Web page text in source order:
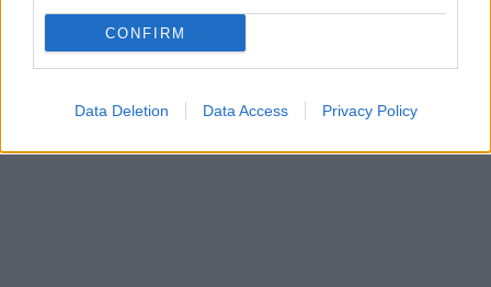
CONFIRM
Data Deletion Data Access Privacy Policy